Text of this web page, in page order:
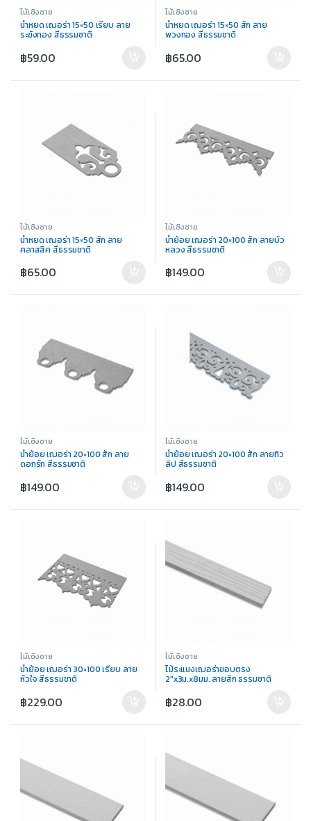
ไม้เชิงชาย
น้ำหยด เฌอร่า 15×50 เรียบ ลาย
ระฆังทอง สีธรรมชาติ
฿59.00
ไม้เชิงชาย
น้ำหยด เฌอร่า 15×50 สัก ลาย
พวงทอง สีธรรมชาติ
฿65.00
ไม้เชิงชาย
น้ำหยด เฌอร่า 15×50 สัก ลาย
คลาสสิค สีธรรมชาติ
฿65.00
ไม้เชิงชาย
น้ำย้อย เฌอร่า 20×100 สัก ลายบัว
หลวง สีธรรมชาติ
฿149.00
ไม้เชิงชาย
น้ำย้อย เฌอร่า 20×100 สัก ลาย
ดอกรัก สีธรรมชาติ
฿149.00
ไม้เชิงชาย
น้ำย้อย เฌอร่า 20×100 สัก ลายทิว
ลิป สีธรรมชาติ
฿149.00
ไม้เชิงชาย
น้ำย้อย เฌอร่า 30×100 เรียบ ลาย
หัวใจ สีธรรมชาติ
฿229.00
ไม้เชิงชาย
ไม้ระแนงเฌอร่าขอบตรง
2″x3ม.x8มม. ลายสัก ธรรมชาติ
฿28.00